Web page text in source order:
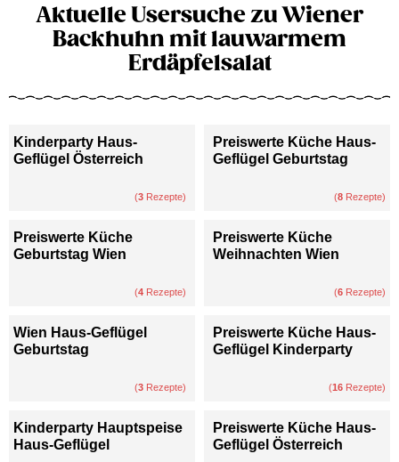
Aktuelle Usersuche zu Wiener
Backhuhn mit lauwarmem
Erdäpfelsalat
Kinderparty Haus-
Geflügel Österreich
(3 Rezepte)
Preiswerte Küche Haus-
Geflügel Geburtstag
(8 Rezepte)
Preiswerte Küche
Geburtstag Wien
(4 Rezepte)
Preiswerte Küche
Weihnachten Wien
(6 Rezepte)
Wien Haus-Geflügel
Geburtstag
(3 Rezepte)
Preiswerte Küche Haus-
Geflügel Kinderparty
(16 Rezepte)
Kinderparty Hauptspeise
Haus-Geflügel
Preiswerte Küche Haus-
Geflügel Österreich